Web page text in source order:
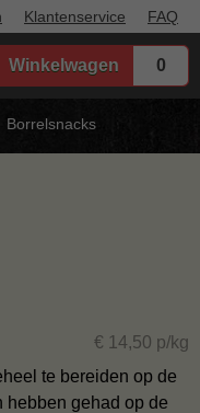
Klantenservice FAQ
Winkelwagen 0
Borrelsnacks
€ 14,50 p/kg
te bereiden op de
hebben gehad op de